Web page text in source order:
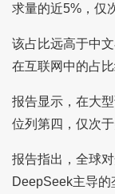
求量的近5%，仅
该占比远高于中
在互联网中的占比
报告显示，在大
位列第四，仅次
报告指出，全球
DeepSeek主导